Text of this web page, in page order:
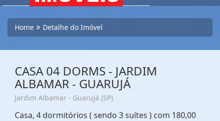
Home Detalhe do Imóvel
CASA 04 DORMS - JARDIM
ALBAMAR - GUARUJÁ
Jardim Albamar - Guarujá (SP)
Casa, 4 dormitórios ( sendo 3 suítes ) com 180,00